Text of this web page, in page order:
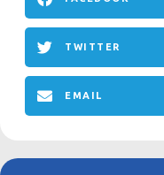
TWITTER
EMAIL